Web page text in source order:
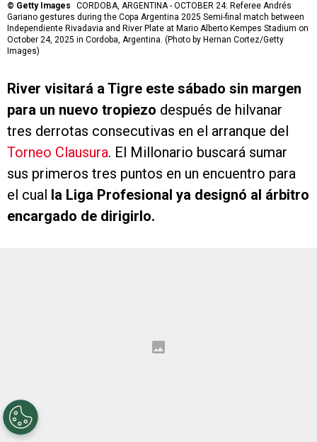
© Getty Images
CORDOBA, ARGENTINA - OCTOBER 24: Referee Andrés
Gariano gestures during the Copa Argentina 2025 Semi-final match between
Independiente Rivadavia and River Plate at Mario Alberto Kempes Stadium on
October 24, 2025 in Cordoba, Argentina. (Photo by Hernan Cortez/Getty
Images)
River visitará a Tigre este sábado sin margen
para un nuevo tropiezo después de hilvanar
tres derrotas consecutivas en el arranque del
Torneo Clausura. El Millonario buscará sumar
sus primeros tres puntos en un encuentro para
el cual la Liga Profesional ya designó al árbitro
encargado de dirigirlo.